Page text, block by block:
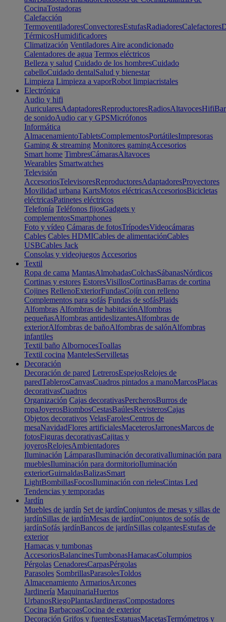
CocinaTostadoras
Calefacción
TermoventiladoresConvectoresEstufasRadiadoresCalefactores
TérmicosHumidificadores
Climatización Ventiladores Aire acondicionado
Calentadores de agua Termos eléctricos
Belleza y salud Cuidado de los hombresCuidado
cabelloCuidado dentalSalud y bienestar
Limpieza Limpieza a vaporRobot limpiacristales
Electrónica
Audio y hifi
AuricularesAdaptadoresReproductoresRadiosAltavocesHifi
de sonidoAudio car y GPSMicrófonos
Informática
AlmacenamientoTabletsComplementosPortátilesImpresoras
Gaming & streaming Monitores gamingAccesorios
Smart home TimbresCámarasAltavoces
Wearables Smartwatches
Televisión
AccesoriosTelevisoresReproductoresAdaptadoresProyectores
Movilidad urbana KartsMotos eléctricasAccesoriosBicicletas
eléctricasPatinetes eléctricos
Telefonía Teléfonos fijosGadgets y
complementosSmartphones
Foto y vídeo Cámaras de fotosTrípodesVideocámaras
Cables Cables HDMICables de alimentaciónCables
USBCables Jack
Consolas y videojuegos Accesorios
Textil
Ropa de cama MantasAlmohadasColchasSábanasNórdicos
Cortinas y estores EstoresVisillosCortinasBarras de cortina
Cojines RellenoExteriorFundasCojín con relleno
Complementos para sofás Fundas de sofásPlaids
Alfombras Alfombras de habitaciónAlfombras
pequeñasAlfombras antideslizantesAlfombras de
exteriorAlfombras de bañoAlfombras de salónAlfombras
infantiles
Textil baño AlbornocesToallas
Textil cocina MantelesServilletas
Decoración
Decoración de pared LetrerosEspejosRelojes de
paredTablerosCanvasCuadros pintados a manoMarcosPlacas
decorativasCuadros
Organización Cajas decorativasPercherosBurros de
ropaJoyerosBiombosCestasBaúlesRevisterosCajas
Objetos decorativos VelasFarolesCentros de
mesaNavidadFlores artificialesMaceterosJarronesMarcos de
fotosFiguras decorativasCajitas y
joyerosRelojesAmbientadores
Iluminación LámparasIluminación decorativaIluminación para
mueblesIluminación para dormitorioIluminación
exteriorGuirnaldasBalizasSmart
LightBombillasFocosIluminación con rielesCintas Led
Tendencias y temporadas
Jardín
Muebles de jardín Set de jardínConjuntos de mesas y sillas de
jardínSillas de jardínMesas de jardínConjuntos de sofás de
jardínSofás jardínBancos de jardínSillas colgantesEstufas de
exterior
Hamacas y tumbonas
AccesoriosBalancinesTumbonasHamacasColumpios
Pérgolas CenadoresCarpasPérgolas
Parasoles SombrillasParasolesToldos
Almacenamiento ArmariosArcones
Jardinería MaquinariaHuertos
UrbanosRiegoPlantasJardinerasCompostadores
Cocina BarbacoasCocina de exterior
Decoración Grifos y fuentesEstatuasMacetasTermómetros y